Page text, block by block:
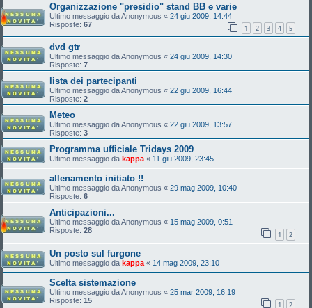
Organizzazione "presidio" stand BB e varie
Ultimo messaggio daAnonymous « 24 giu 2009, 14:44
Risposte: 67 1 2 3 4 5
dvd gtr
Ultimo messaggio daAnonymous « 24 giu 2009, 14:30
Risposte: 7
lista dei partecipanti
Ultimo messaggio daAnonymous « 22 giu 2009, 16:44
Risposte: 2
Meteo
Ultimo messaggio daAnonymous « 22 giu 2009, 13:57
Risposte: 3
Programma ufficiale Tridays 2009
Ultimo messaggio da kappa « 11 giu 2009, 23:45
allenamento initiato !!
Ultimo messaggio daAnonymous « 29 mag 2009, 10:40
Risposte: 6
Anticipazioni...
Ultimo messaggio daAnonymous « 15 mag 2009, 0:51
Risposte: 28 1 2
Un posto sul furgone
Ultimo messaggio da kappa « 14 mag 2009, 23:10
Scelta sistemazione
Ultimo messaggio daAnonymous « 25 mar 2009, 16:19
Risposte: 15 1 2